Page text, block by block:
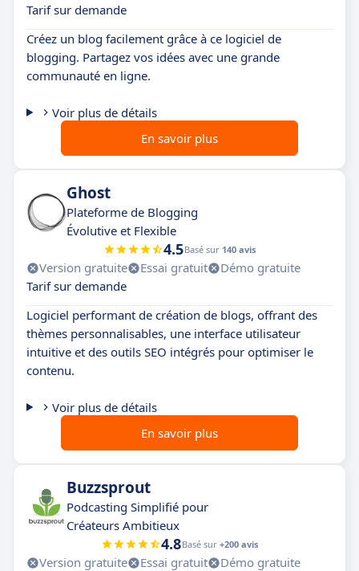
Tarif sur demande
Créez un blog facilement grâce à ce logiciel de
blogging. Partagez vos idées avec une grande
communauté en ligne.
Voir plus de détails
En savoir plus
Ghost
Plateforme de Blogging
Évolutive et Flexible
4.5Basé sur 140 avis
Version gratuite Essai gratuit
Démo gratuite
Tarif sur demande
Logiciel performant de création de blogs, offrant des
thèmes personnalisables, une interface utilisateur
intuitive et des outils SEO intégrés pour optimiser le
contenu.
Voir plus de détails
En savoir plus
Buzzsprout
Podcasting Simplifié pour
Créateurs Ambitieux
4.8Basé sur +200 avis
Version gratuite Essai gratuit
Démo gratuite